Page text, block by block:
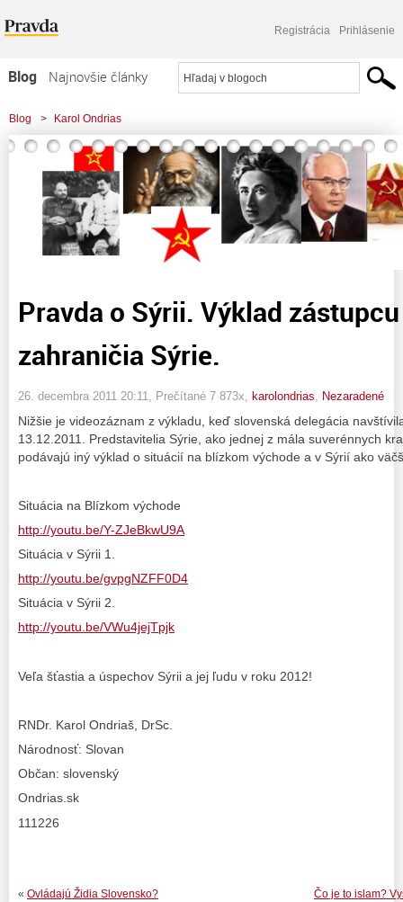
Registrácia Prihlásenie
Blog
Najnovšie články
Najčítanejšie články
Najkomentovanejšie články
Zoznam blogov
Komerčné blogy
Blog > Karol Ondrias
> Pravda o Sýrii. Výklad zástupcu ministra zahraničia Sýrie.
Pravda o Sýrii. Výklad
zahraničia Sýrie.
26. decembra 2011 20:11 , Prečítané 7 873x, karolondrias Nezaradené
Nižšie je videozáznam z výkladu, keď slovenská delegácia
13.12.2011. Predstavitelia Sýrie, ako jednej z mála suverénnych
podávajú iný výklad o situácií na blízkom východe a v Sýrií ako
Situácia na Blízkom východe
http://youtu.be/Y-ZJeBkwU9A
Situácia v Sýrii 1.
http://youtu.be/gvpgNZFF0D4
Situácia v Sýrii 2.
http://youtu.be/VWu4jejTpjk
Veľa šťastia a úspechov Sýrii a jej ľudu v roku 2012!
RNDr. Karol Ondriaš, DrSc.
Národnosť: Slovan
Občan: slovenský
Ondrias.sk
111226
Čo je to islam?
« Ovládajú Židia Slovensko?